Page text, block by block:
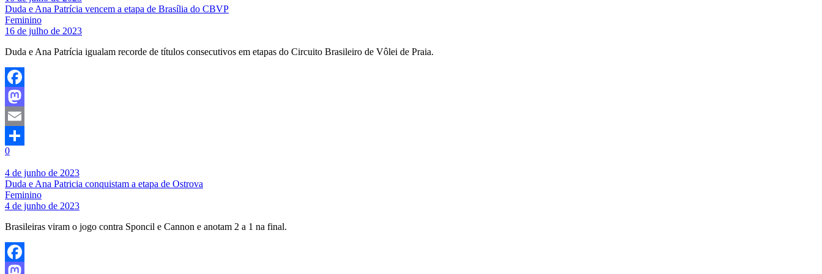
Duda e Ana Patrícia vencem a etapa de Brasília do CBVP
Feminino
16 de julho de 2023
Duda e Ana Patrícia igualam recorde de títulos consecutivos em etapas do Circuito Brasileiro de Vôlei de Praia.
Facebook
Mastodon
Email
Share
0
4 de junho de 2023
Duda e Ana Patricia conquistam a etapa de Ostrova
Feminino
4 de junho de 2023
Brasileiras viram o jogo contra Sponcil e Cannon e anotam 2 a 1 na final.
Facebook